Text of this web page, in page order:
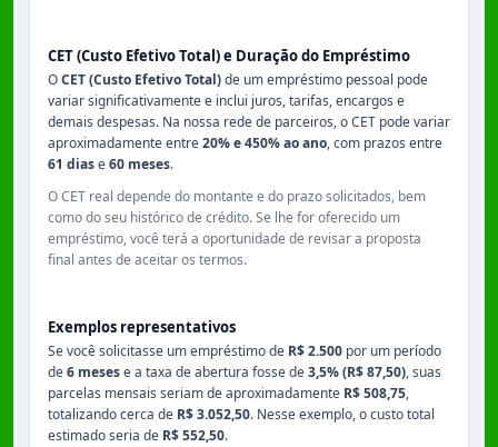
CET (Custo Efetivo Total) e Duração do Empréstimo
OCET (Custo Efetivo Total)de um empréstimo pessoal pode
variar significativamente e inclui juros, tarifas, encargos e
demais despesas. Na nossa rede de parceiros, o CET pode variar
aproximadamente entre20% e 450% ao ano, com prazos entre
61 diase60 meses.
O CET real depende do montante e do prazo solicitados, bem
como do seu histórico de crédito. Se lhe for oferecido um
empréstimo, você terá a oportunidade de revisar a proposta
final antes de aceitar os termos.
Exemplos representativos
Se você solicitasse um empréstimo de R$ 2.500 por um período
de6 mesese a taxa de abertura fosse de3,5% (R$ 87,50), suas
parcelas mensais seriam de aproximadamente R$ 508,75,
totalizando cerca de R$ 3.052,50. Nesse exemplo, o custo total
estimado seria de R$ 552,50.